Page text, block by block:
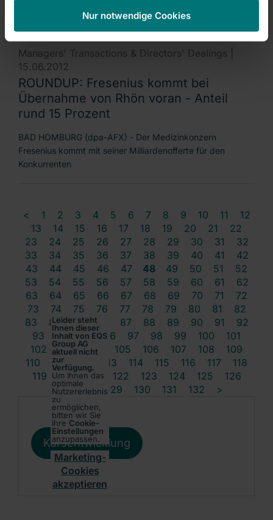
Nur notwendige Cookies
Managers' Transactions & Directors' Dealings |
15.06.2012
ROUNDUP: Fresenius kommt bei
Übernahme von Rhön voran - Anteil
rund 15 Prozent
BAD HOMBURG (dpa-AFX) - Der Medizinkonzern
Fresenius kommt mit seiner Milliardenofferte für den
Konkurrenten
< 1 2 3 4 5 6 7 8 9 10 11
12
13
14 15 16 17 18 19 20 21
22
23
24 25 26 27 28 29 30 31
32
33
34 35 36 37 38 39 40 41
42
43
44 45 46 47 48 49 50 51
52
53
54 55 56 57 58 59 60 61
62
63
64 65 66 67 68 69 70 71
72
73
74 75 76 77 78 79 80 81
82
83
84 85 86 87 88 89 90 91
92
93
94 95 96 97 98 99 100
101
102
103 104 105 106 107 108
109
110
111 113 114 115 116 117
118
119
120 121 122 123 124 125
126
127
128 129 130 131 132 >
Leider steht
Ihnen dieser
Inhalt von EQS
Group AG
aktuell nicht
zur
Verfügung.
Um Ihnen das
optimale
Nutzererlebnis
zu
ermöglichen,
bitten wir Sie
Ihre Cookie-
Einstellungen
anzupassen.
Marketing-
Cookies
akzeptieren
Kursentwicklung